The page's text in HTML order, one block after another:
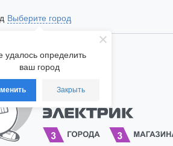
удалось определить
ваш город
Закрыть
Выберите город